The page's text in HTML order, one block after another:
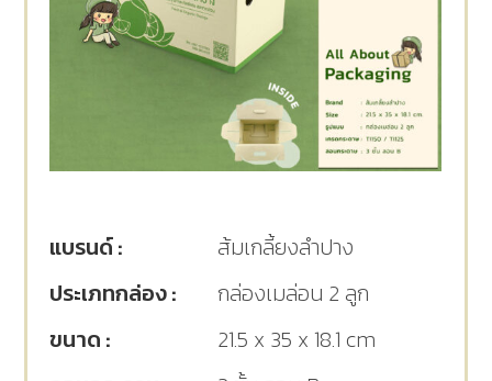
แบรนด์ :
ส้มเกลี้ยงลำปาง
ประเภทกล่อง :
กล่องเมล่อน 2 ลูก
ขนาด :
21.5 x 35 x 18.1 cm